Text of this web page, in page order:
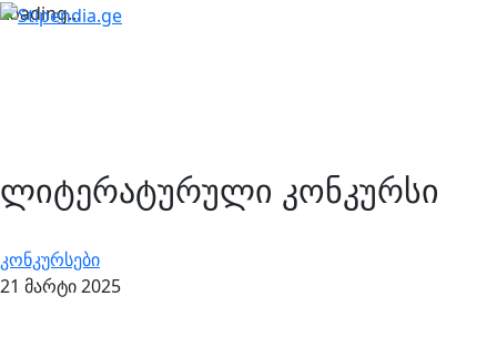
Loading...
ლიტერატურული კონკურსი
კონკურსები
21 მარტი 2025